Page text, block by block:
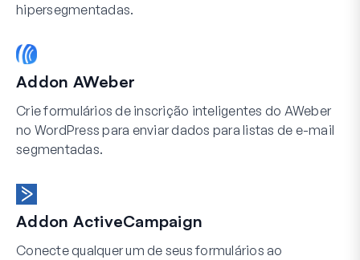
hipersegmentadas.
Addon AWeber
Crie formulários de inscrição inteligentes do AWeber
no WordPress para enviar dados para listas de e-mail
segmentadas.
Addon ActiveCampaign
Conecte qualquer um de seus formulários ao